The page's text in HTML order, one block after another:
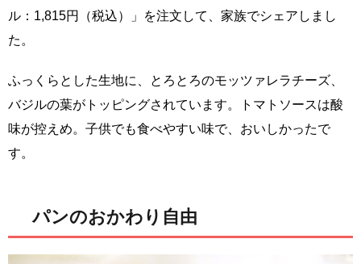
ル：1,815円（税込）」を注文して、家族でシェアしまし
た。
ふっくらとした生地に、とろとろのモッツァレラチーズ、
バジルの葉がトッピングされています。トマトソースは酸
味が控えめ。子供でも食べやすい味で、おいしかったで
す。
パンのおかわり自由